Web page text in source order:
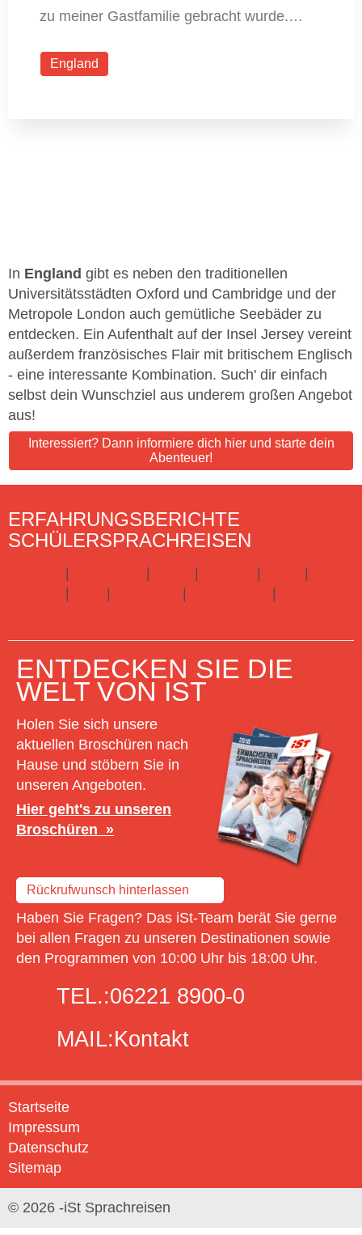
zu meiner Gastfamilie gebracht wurde.…
England
In England gibt es neben den traditionellen
Universitätsstädten Oxford und Cambridge und der
Metropole London auch gemütliche Seebäder zu
entdecken. Ein Aufenthalt auf der Insel Jersey vereint
außerdem französisches Flair mit britischem Englisch
- eine interessante Kombination. Such' dir einfach
selbst dein Wunschziel aus underem großen Angebot
aus!
Interessiert? Dann informiere dich hier und starte dein
Abenteuer!
ERFAHRUNGSBERICHTE
SCHÜLERSPRACHREISEN
ENTDECKEN SIE DIE
WELT VON IST
Holen Sie sich unsere
aktuellen Broschüren nach
Hause und stöbern Sie in
unseren Angeboten.
Hier geht's zu unseren
Broschüren
Rückrufwunsch hinterlassen
Haben Sie Fragen? Das iSt-Team berät Sie gerne
bei allen Fragen zu unseren Destinationen sowie
den Programmen von 10:00 Uhr bis 18:00 Uhr.
TEL.:06221 8900-0
MAIL:Kontakt
Startseite
Impressum
Datenschutz
Sitemap
© 2026 -iSt Sprachreisen